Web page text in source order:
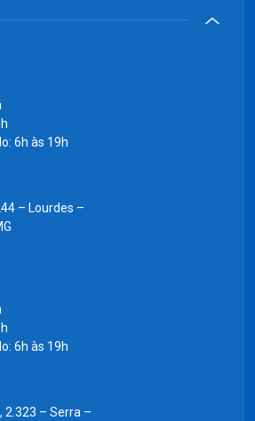
6h às 19h
– Lourdes –
6h às 19h
2.323 – Serra –